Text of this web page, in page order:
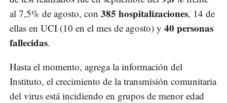
al 7,5% de agosto, con 385 hospitalizaciones, 14 de
ellas en UCI (10 en el mes de agosto) y 40 personas
fallecidas.
Hasta el momento, agrega la información del
Instituto, el crecimiento de la transmisión comunitaria
del virus está incidiendo en grupos de menor edad